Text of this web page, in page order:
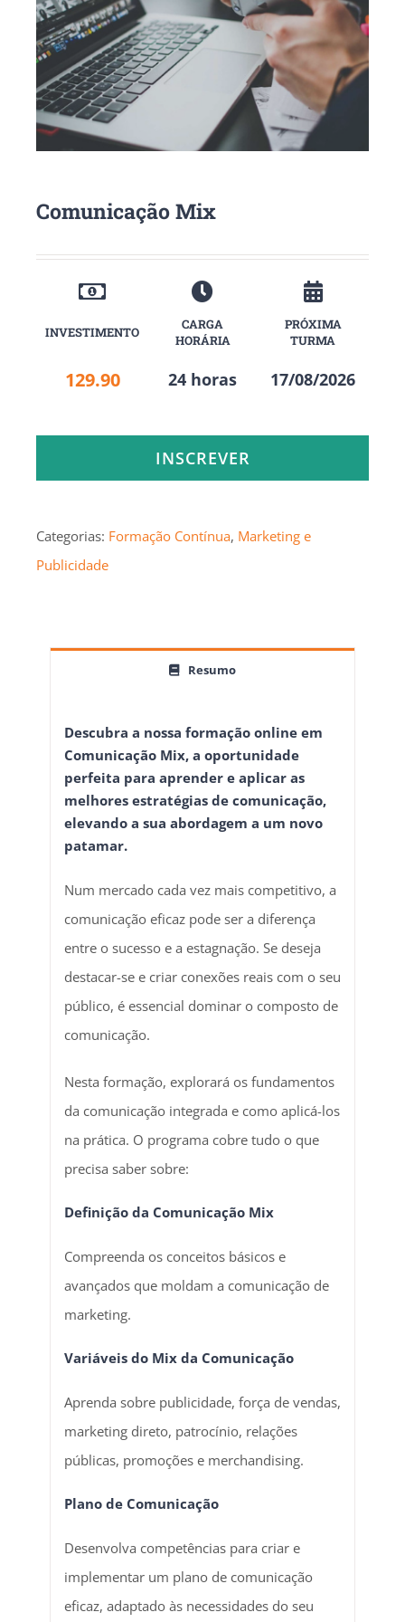
Comunicação Mix
INVESTIMENTO
CARGA
HORÁRIA
PRÓXIMA
TURMA
129.90 24 horas 17/08/2026
INSCREVER
Categorias: Formação Contínua, Marketing e
Publicidade
Resumo
Descubra a nossa formação online em
Comunicação Mix, a oportunidade
perfeita para aprender e aplicar as
melhores estratégias de comunicação,
elevando a sua abordagem a um novo
patamar.
Num mercado cada vez mais competitivo, a
comunicação eficaz pode ser a diferença
entre o sucesso e a estagnação. Se deseja
destacar-se e criar conexões reais com o seu
público, é essencial dominar o composto de
comunicação.
Nesta formação, explorará os fundamentos
da comunicação integrada e como aplicá-los
na prática. O programa cobre tudo o que
precisa saber sobre:
Definição da Comunicação Mix
Compreenda os conceitos básicos e
avançados que moldam a comunicação de
marketing.
Variáveis do Mix da Comunicação
Aprenda sobre publicidade, força de vendas,
marketing direto, patrocínio, relações
públicas, promoções e merchandising.
Plano de Comunicação
Desenvolva competências para criar e
implementar um plano de comunicação
eficaz, adaptado às necessidades do seu